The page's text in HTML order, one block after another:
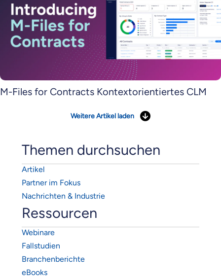
M-Files for Contracts Kontextorientiertes CLM
Weitere Artikel laden
Themen durchsuchen
Artikel
Partner im Fokus
Nachrichten & Industrie
Ressourcen
Webinare
Fallstudien
Branchenberichte
eBooks